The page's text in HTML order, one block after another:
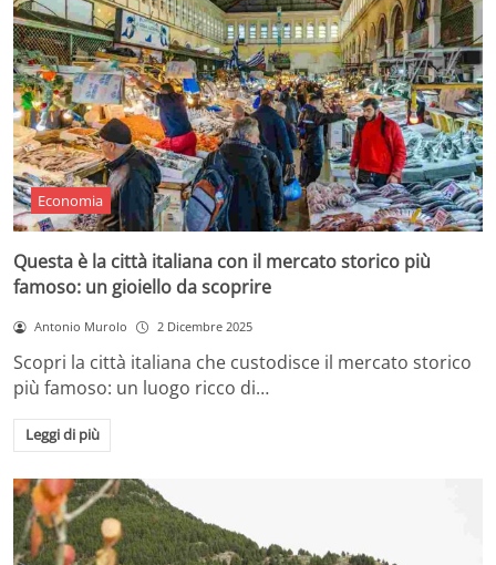
Economia
Questa è la città italiana con il mercato storico più
famoso: un gioiello da scoprire
Antonio Murolo 2 Dicembre 2025
Scopri la città italiana che custodisce il mercato storico
più famoso: un luogo ricco di…
Leggi di più